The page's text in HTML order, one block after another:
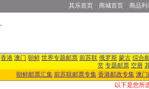
其乐首页 商城首页 商品列
香港 澳门 朝鲜 世界专题邮票 前苏联 俄罗斯 蒙古 综合
赏 专题邮票 空册
朝鲜邮票汇集 前苏联邮票专集 香港邮政专集 澳
以下是您所